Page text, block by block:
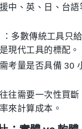
援中、英、日、台
：多數傳統工具只
現代工具的標配。
需考量是否具備 30
往需要一次性買
來計算成本。